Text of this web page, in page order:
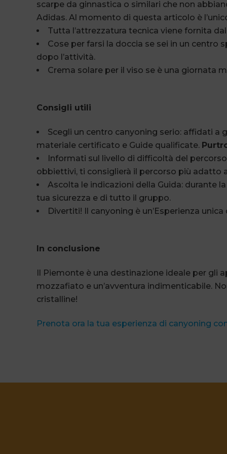
scarpe da ginnastica o similari che non
Adidas. Al momento di questa articolo è
Tutta l’attrezzatura tecnica viene fornita
Cose per farsi la doccia se sei in un centro
dopo l’attività.
Crema solare per il viso se è una giornata
Consigli utili
Scegli un centro canyoning serio: affidati
materiale certificato e Guide qualificate.
Informati sul livello di difficoltà del
obbiettivi, ti consiglierà il percorso più adatto
Ascolta le indicazioni della Guida: durante
tua sicurezza e di tutto il gruppo.
Divertiti! Il canyoning è un’Esperienza
In conclusione
Il Piemonte è una destinazione ideale per gli
mozzafiato e un’avventura indimenticabile.
cristalline!
Prenota ora la tua esperienza di canyoning